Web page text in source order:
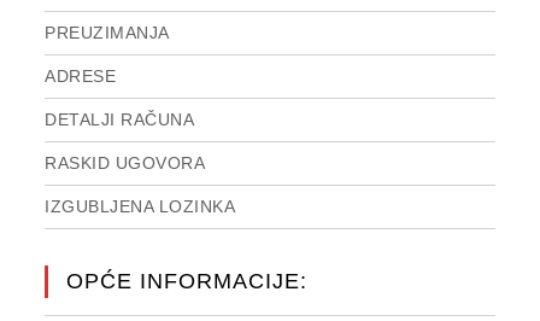
PREUZIMANJA
ADRESE
DETALJI RAČUNA
RASKID UGOVORA
IZGUBLJENA LOZINKA
OPĆE INFORMACIJE: